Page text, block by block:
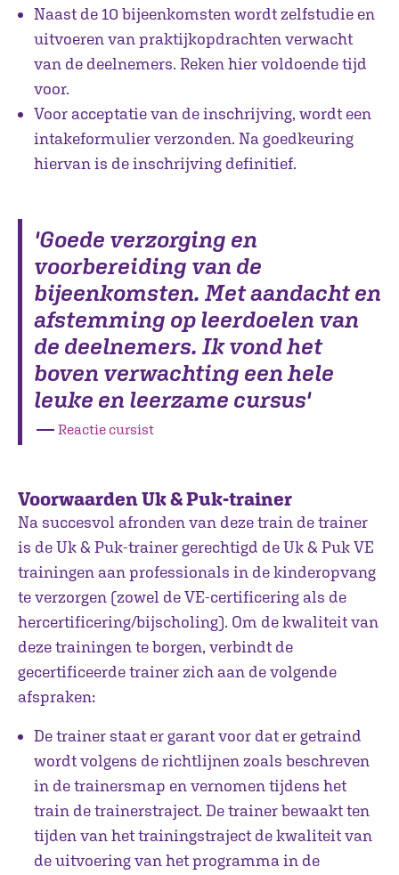
Naast de 10 bijeenkomsten wordt zelfstudie en
uitvoeren van praktijkopdrachten verwacht
van de deelnemers. Reken hier voldoende tijd
voor.
Voor acceptatie van de inschrijving, wordt een
intakeformulier verzonden. Na goedkeuring
hiervan is de inschrijving definitief.
'Goede verzorging en
voorbereiding van de
bijeenkomsten. Met aandacht en
afstemming op leerdoelen van
de deelnemers. Ik vond het
boven verwachting een hele
leuke en leerzame cursus'
― Reactie cursist
Voorwaarden Uk & Puk-trainer
Na succesvol afronden van deze train de trainer
is de Uk & Puk-trainer gerechtigd de Uk & Puk VE
trainingen aan professionals in de kinderopvang
te verzorgen (zowel de VE-certificering als de
hercertificering/bijscholing). Om de kwaliteit van
deze trainingen te borgen, verbindt de
gecertificeerde trainer zich aan de volgende
afspraken:
De trainer staat er garant voor dat er getraind
wordt volgens de richtlijnen zoals beschreven
in de trainersmap en vernomen tijdens het
train de trainerstraject. De trainer bewaakt ten
tijden van het trainingstraject de kwaliteit van
de uitvoering van het programma in de